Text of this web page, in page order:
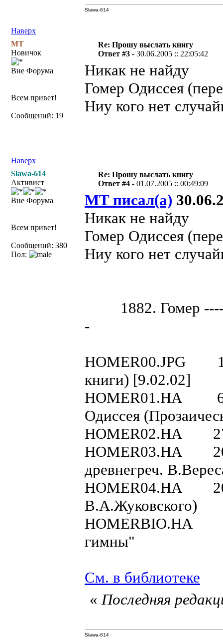
Наверх
Slawa-614
MT
Новичок
Вне Форума
Всем привет!
Сообщений: 19
Re: Прошу выслать книгу
Ответ #3 -30.06.2005 :: 22:05:42
Никак не найду
Гомер Одиссея
Ниу кого нет
Наверх
Slawa-614
Активист
Вне Форума
Всем привет!
Сообщений: 380
Пол:
Re: Прошу выслать книгу
Ответ #4 -01.07.2005 :: 00:49:09
MT писал(а)
Никак не найду
Гомер Одиссея
Ниу кого нет
1882. Гомер
-
HOMER00.JPG
книги) [9.02.02]
HOMER01.HA
Одиссея
HOMER02.HA
HOMER03.HA
древнегреч.
HOMER04.HA
В.А.Жуковского)
HOMERBIO.HA
гимны"
См. в библиотеке
«Последняя
Slawa-614